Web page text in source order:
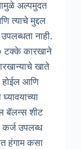
अल्पमुदत
त्याचे मुद्दल
नाही.
टक्के कारखाने
खाते
होईल आणि
बॅलन्स शीट
कर्ज उपलब्ध
हंगाम कसा